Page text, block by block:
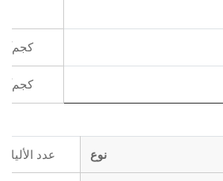
كجم/
كجم/
نوع عدد